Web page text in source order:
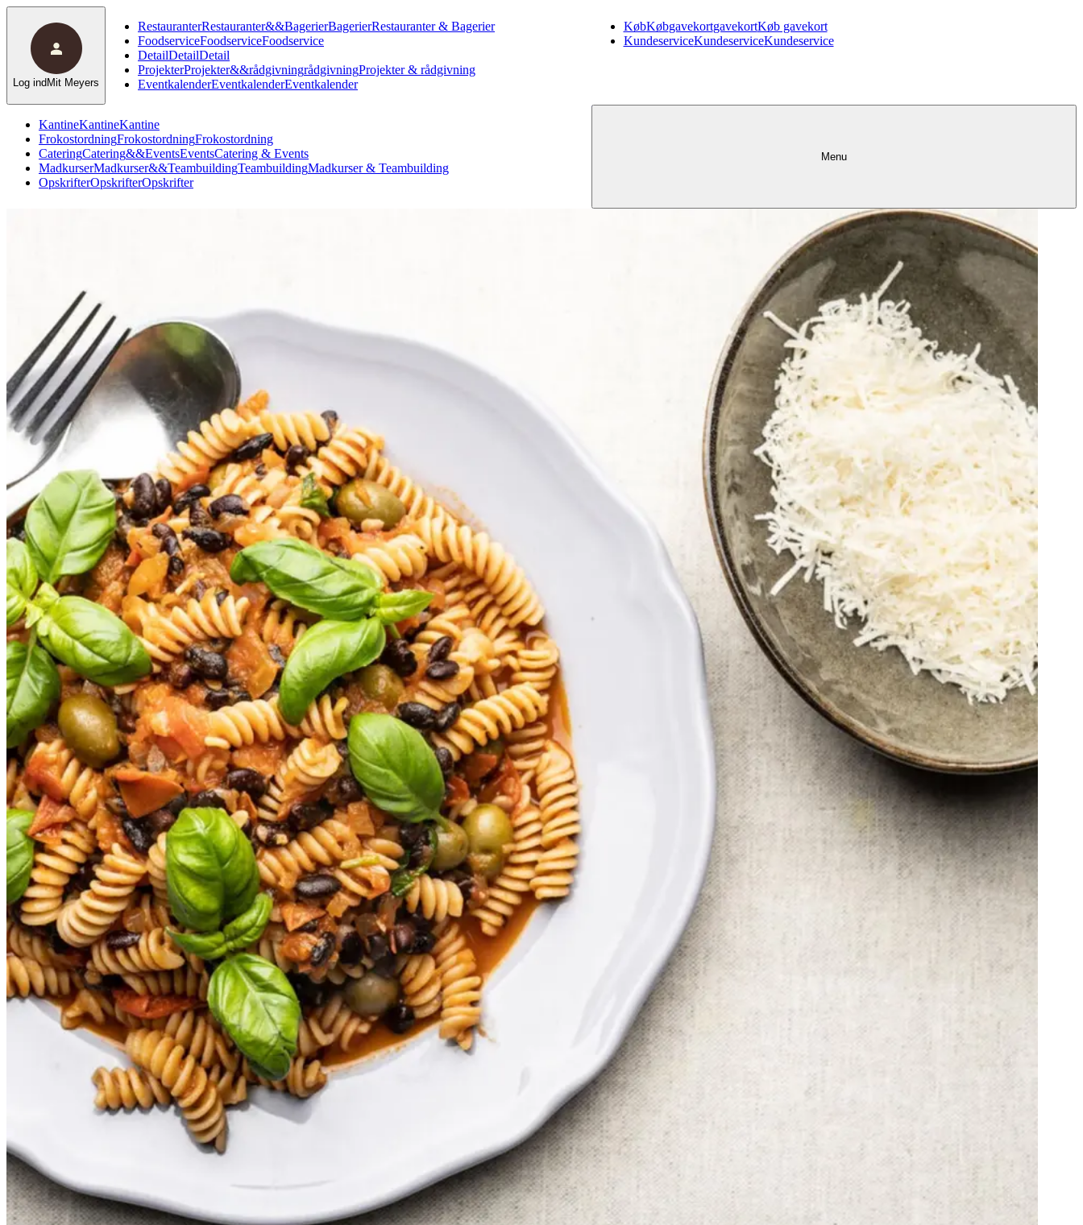
KantineKantineKantine
FrokostordningFrokostordningFrokostordning
CateringCatering&&EventsEventsCatering & Events
MadkurserMadkurser&&TeambuildingTeambuildingMadkurser & Teambuilding
OpskrifterOpskrifterOpskrifter
RestauranterRestauranter&&BagerierBagerierRestauranter & Bagerier
FoodserviceFoodserviceFoodservice
DetailDetailDetail
ProjekterProjekter&&rådgivningrådgivningProjekter & rådgivning
EventkalenderEventkalenderEventkalender
KøbKøbgavekortgavekortKøb gavekort
KundeserviceKundeserviceKundeservice
Log ind Mit Meyers
Menu